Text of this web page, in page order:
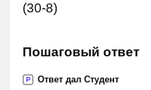
(30-8)
Пошаговый ответ
P Ответ дал Студент